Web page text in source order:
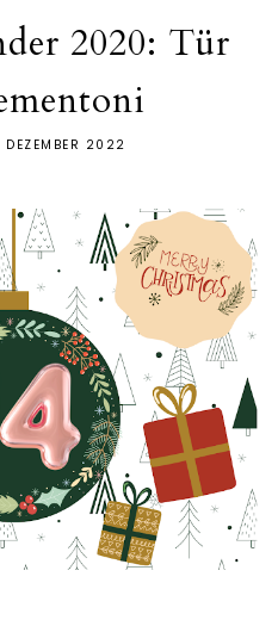
2020: Tür
DEZEMBER 2022